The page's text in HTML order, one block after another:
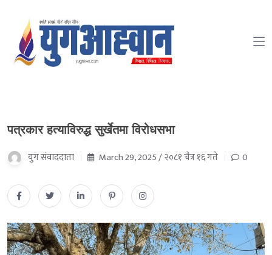
पत्रकार हत्याविरुद्ध सुर्खेतमा विरोधसभा
युग संवाददाता March 29, 2025 / २०८१ चैत्र १६ गते 0